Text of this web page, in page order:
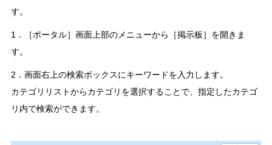
す。
1．［ポータル］画面上部のメニューから［掲示板］を開きま
す。
2．画面右上の検索ボックスにキーワードを入力します。
カテゴリリストからカテゴリを選択することで、指定したカテゴ
リ内で検索ができます。